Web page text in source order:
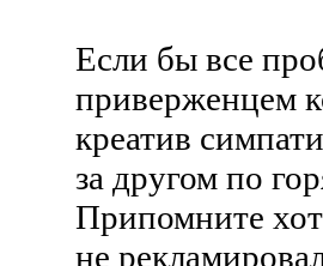
Если бы все
приверженцем
креатив
за другом по
Припомните
не